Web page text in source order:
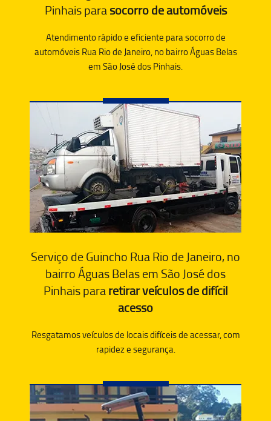
Pinhais parasocorro de automóveis
Atendimento rápido e eficiente para socorro de
automóveis Rua Rio de Janeiro, no bairro Águas Belas
em São José dos Pinhais.
Serviço de Guincho Rua Rio de Janeiro, no
bairro Águas Belas em São José dos
Pinhais pararetirar veículos de difícil
acesso
Resgatamos veículos de locais difíceis de acessar, com
rapidez e segurança.